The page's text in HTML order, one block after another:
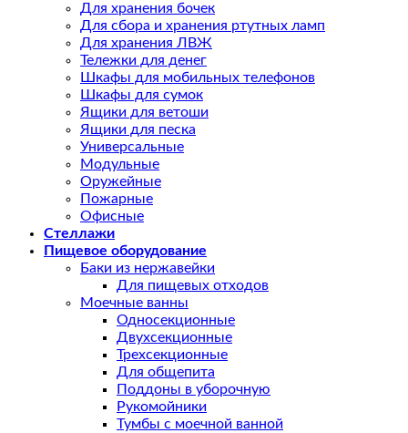
Для хранения бочек
Для сбора и хранения ртутных ламп
Для хранения ЛВЖ
Тележки для денег
Шкафы для мобильных телефонов
Шкафы для сумок
Ящики для ветоши
Ящики для песка
Универсальные
Модульные
Оружейные
Пожарные
Офисные
Стеллажи
Пищевое оборудование
Баки из нержавейки
Для пищевых отходов
Моечные ванны
Односекционные
Двухсекционные
Трехсекционные
Для общепита
Поддоны в уборочную
Рукомойники
Тумбы с моечной ванной